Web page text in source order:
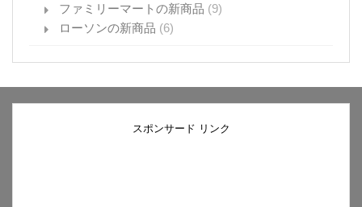
ファミリーマートの新商品 (9)
ローソンの新商品 (6)
スポンサード リンク